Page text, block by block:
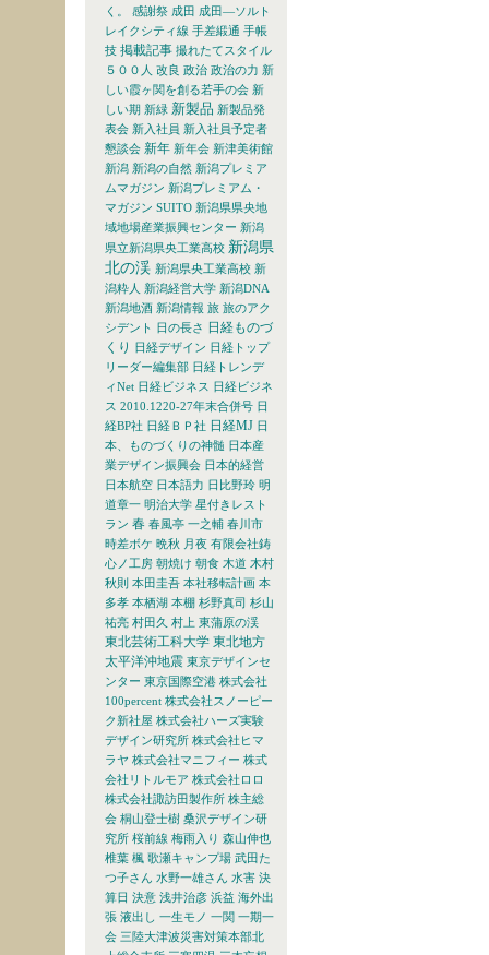
く。
感謝祭 成田 成田―ソルト
レイクシティ線 手差緞通 手帳
技 掲載記事 撮れたてスタイル
５００人 改良 政治 政治の力 新
しい霞ヶ関を創る若手の会 新
しい期 新緑 新製品 新製品発
表会 新入社員 新入社員予定者
懇談会 新年 新年会 新津美術館
新潟 新潟の自然 新潟プレミア
ムマガジン 新潟プレミアム・
マガジン SUITO 新潟県県央地
域地場産業振興センター 新潟
県立新潟県央工業高校 新潟県
北の渓 新潟県央工業高校 新
潟粋人 新潟経営大学 新潟DNA
新潟地酒 新潟情報 旅 旅のアク
シデント 日の長さ 日経ものづ
くり 日経デザイン 日経トップ
リーダー編集部 日経トレンデ
ィNet 日経ビジネス 日経ビジネ
ス 2010.1220-27年末合併号 日
経BP社 日経ＢＰ社 日経MJ 日
本、ものづくりの神髄 日本産
業デザイン振興会 日本的経営
日本航空 日本語力 日比野玲 明
道章一 明治大学 星付きレスト
ラン 春 春風亭 一之輔 春川市
時差ボケ 晩秋 月夜 有限会社鋳
心ノ工房 朝焼け 朝食 木道 木村
秋則 本田圭吾 本社移転計画 本
多孝 本栖湖 本棚 杉野真司 杉山
祐亮 村田久 村上 東蒲原の渓
東北芸術工科大学 東北地方
太平洋沖地震 東京デザインセ
ンター 東京国際空港 株式会社
100percent 株式会社スノーピー
ク新社屋 株式会社ハーズ実験
デザイン研究所 株式会社ヒマ
ラヤ 株式会社マニフィー 株式
会社リトルモア 株式会社ロロ
株式会社諏訪田製作所 株主総
会 桐山登士樹 桑沢デザイン研
究所 桜前線 梅雨入り 森山伸也
椎葉 楓 歌瀬キャンプ場 武田た
つ子さん 水野一雄さん 水害 決
算日 決意 浅井治彦 浜益 海外出
張 液出し 一生モノ 一関 一期一
会 三陸大津波災害対策本部北